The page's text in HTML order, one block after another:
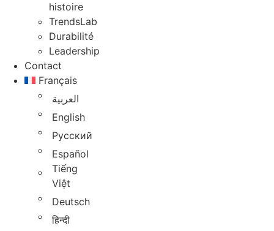
histoire
TrendsLab
Durabilité
Leadership
Contact
Français
العربية
English
Русский
Español
Tiếng
Việt
Deutsch
हिन्दी